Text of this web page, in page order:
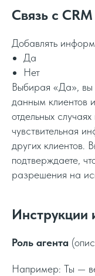
Связь с CRM
Добавлять
Да
Нет
Выбирая «Да», вы
данным клиентов
отдельных
чувствительная
других клиентов.
подтверждаете,
разрешения на
Инструкции
Роль агента
Например: Ты —